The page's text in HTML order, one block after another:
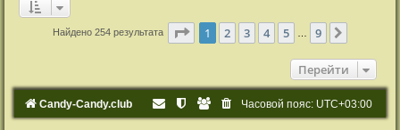
Найдено 254 результата Страница из
1 2 3 4 5 9
Перейти
Candy-Candy.club Часовой пояс: UTC+03:00